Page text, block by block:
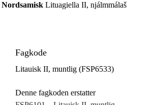
Nordsamisk Lituagiella II, njálmmálaš
Fagkode
Litauisk II, muntlig (FSP6533)
Denne fagkoden erstatter